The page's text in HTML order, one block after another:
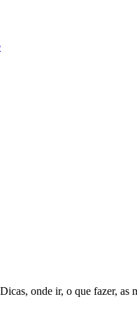
onde ir, o que fazer,